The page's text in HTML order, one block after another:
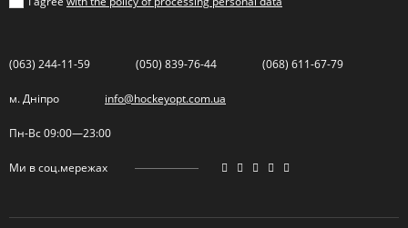
(063) 244-11-59 (050) 839-76-44 (068) 611-67-79
м. Дніпро info@hockeyopt.com.ua
Пн-Вс 09:00—23:00
Ми в соц.мережах